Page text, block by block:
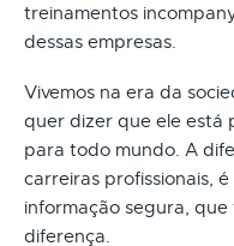
treinamentos
dessas empresas.
Vivemos na era da
quer dizer que ele está
para todo mundo. A
carreiras profissionais,
informação segura,
diferença.